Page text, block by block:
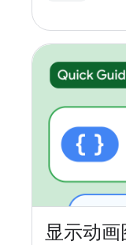
显示动画